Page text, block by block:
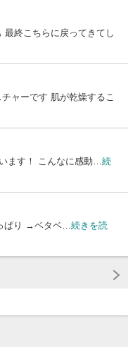
終こちらに戻ってきてし
ャーです 肌が乾燥するこ
ます！ こんなに感動… 続
ぱり →ベタベ… 続きを読